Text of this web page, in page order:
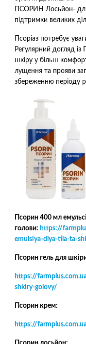
ПСОРИН Лосьйон-
підтримки великих
Псоріаз потребує
Регулярний догляд
шкіру у більш
лущення та прояви
збереженню періоду
Псорин 400 мл
голови: https://
emulsiya-dlya-tila-ta-
Псорин гель для
https://
shkiry-golovy/
Псорин крем:
https://